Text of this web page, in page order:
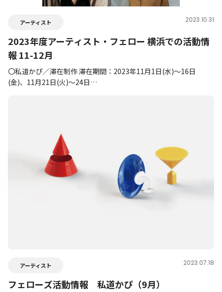
アーティスト 2023.10.31
2023年度アーティスト・フェロー 横浜での活動情
報 11-12月
〇私道かぴ／滞在制作 滞在期間：2023年11月1日(水)～16日
(金)、11月21日(火)～24日…
アーティスト 2023.07.18
フェローズ活動情報 私道かぴ（9月）